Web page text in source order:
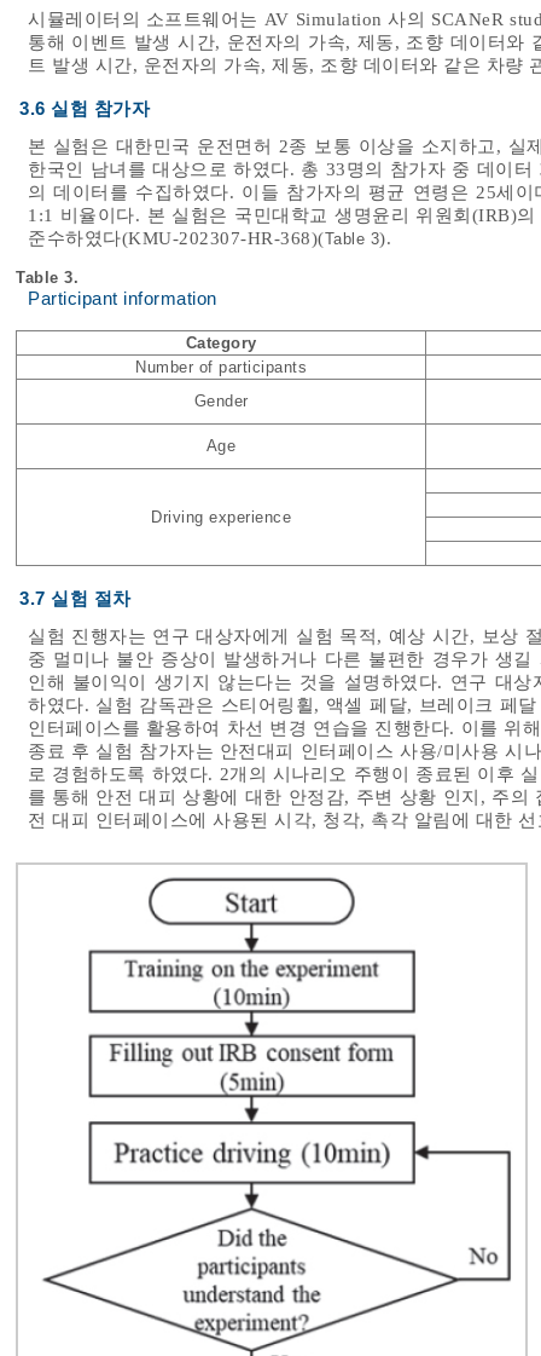
시뮬레이터의 소프트웨어는 AV Simulation 사의 SCANeR
통해 이벤트 발생 시간, 운전자의 가속, 제동, 조향 데이터와
트 발생 시간, 운전자의 가속, 제동, 조향 데이터와 같은 차량
3.6 실험 참가자
본 실험은 대한민국 운전면허 2종 보통 이상을 소지하고,
한국인 남녀를 대상으로 하였다. 총 33명의 참가자 중 데이
의 데이터를 수집하였다. 이들 참가자의 평균 연령은 25세
1:1 비율이다. 본 실험은 국민대학교 생명윤리 위원회(IRB)
준수하였다(KMU-202307-HR-368)(Table 3).
Table 3.
Participant information
Category
Number of participants
Gender
Age
Driving experience
3.7 실험 절차
실험 진행자는 연구 대상자에게 실험 목적, 예상 시간, 보상
중 멀미나 불안 증상이 발생하거나 다른 불편한 경우가 생
인해 불이익이 생기지 않는다는 것을 설명하였다. 연구 대
하였다. 실험 감독관은 스티어링휠, 액셀 페달, 브레이크 페
인터페이스를 활용하여 차선 변경 연습을 진행한다. 이를 위
종료 후 실험 참가자는 안전대피 인터페이스 사용/미사용 시
로 경험하도록 하였다. 2개의 시나리오 주행이 종료된 이후
를 통해 안전 대피 상황에 대한 안정감, 주변 상황 인지, 주
전 대피 인터페이스에 사용된 시각, 청각, 촉각 알림에 대한